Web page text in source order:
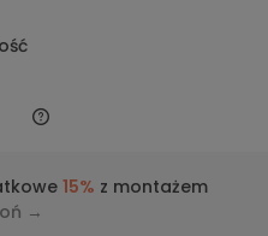
15% z montażem
→